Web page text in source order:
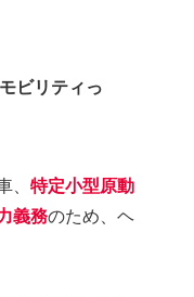
ビリティっ
、特定小型原動
義務のため、ヘ